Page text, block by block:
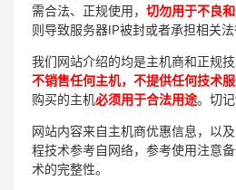
需合法、正规使用， 切勿用于不良
则导致服务器IP被封或者承担相关法
我们网站介绍的均是主机商和正规技
不销售任何主机，不提供任何技术
购买的主机必须用于合法用途。切记
网站内容来自主机商优惠信息，以
程技术参考自网络，参考使用注意
术的完整性。